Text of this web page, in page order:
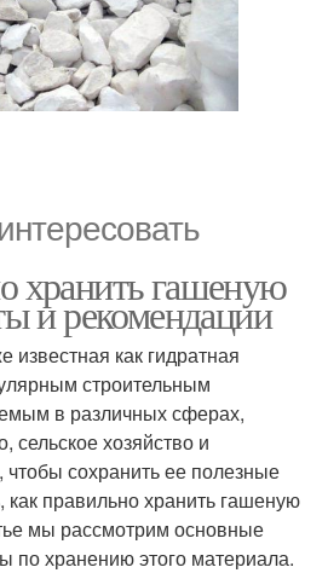
хранить гашеную
и рекомендации
известная как гидратная
строительным
в различных сферах,
сельское хозяйство и
чтобы сохранить ее полезные
как правильно хранить гашеную
мы рассмотрим основные
по хранению этого материала.